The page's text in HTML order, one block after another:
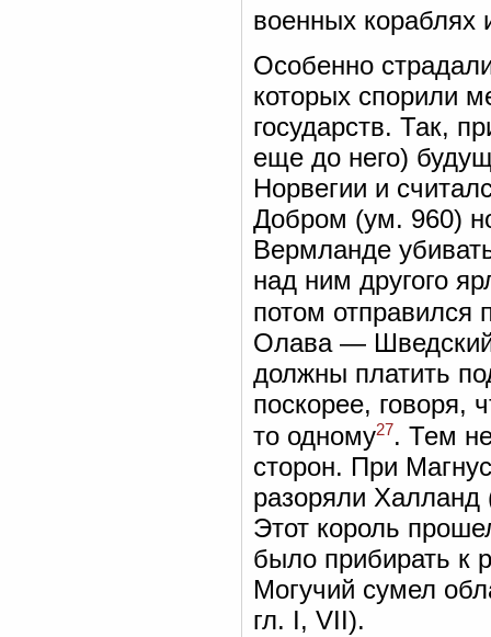
военных кораблях
Особенно
которых спорили
государств. Так,
еще до него)
Норвегии и
Добром (ум. 960)
Вермланде
над ним другого
потом отправился
Олава — Шведский
должны платить
поскорее, говоря,
то одному27. Тем
сторон. При
разоряли Халланд
Этот король
было прибирать к
Могучий сумел
гл. I, VII).